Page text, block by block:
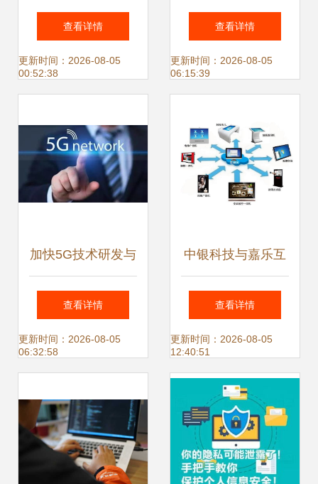
重防撬防盗门震撼
来袭 技术革新守护
查看详情
更新时间：2026-08-05
00:52:38
能福田汽车X新世
代——网络信息技
践
查看详情
更新时间：2026-08-05
06:15:39
加快5G技术研发与
网络资费下降 两办
部署网络信息技术
查看详情
更新时间：2026-08-05
06:32:58
中银科技与嘉乐互
动强强联合 打造智
能触控全品牌产业
生态链，领航网络
信息技术研发新纪
元
查看详情
更新时间：2026-08-05
12:40:51